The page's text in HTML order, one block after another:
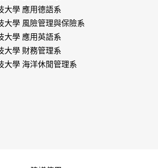
大學 應用德語系
大學 風險管理與保險系
大學 應用英語系
大學 財務管理系
大學 海洋休閒管理系